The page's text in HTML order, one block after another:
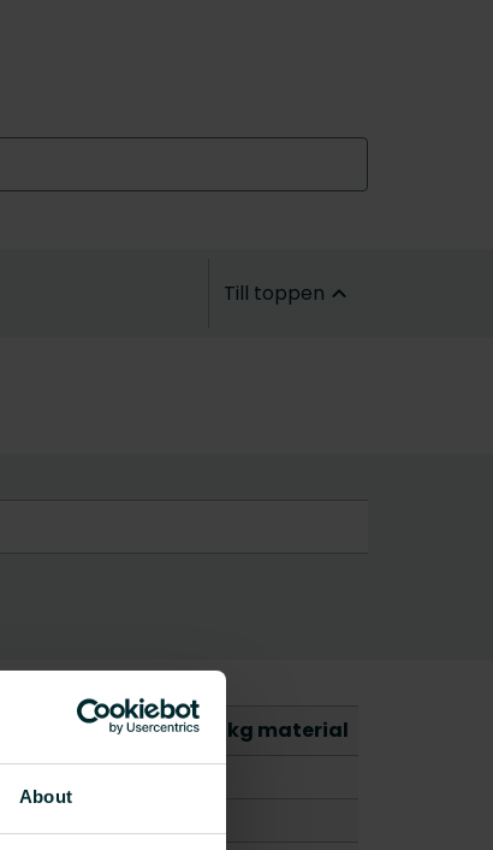
About
Till toppen
CO2/Kg ekvivalent per kg material